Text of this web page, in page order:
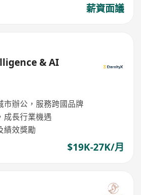
薪資面議
& AI
市辦公，服務跨國品牌
成長行業機遇
績效獎勵
$19K-27K/月